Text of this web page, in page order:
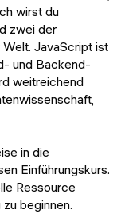
wirst du
zwei der
JavaScript ist
und Backend-
weitreichend
in die
Einführungskurs.
Ressource
beginnen.